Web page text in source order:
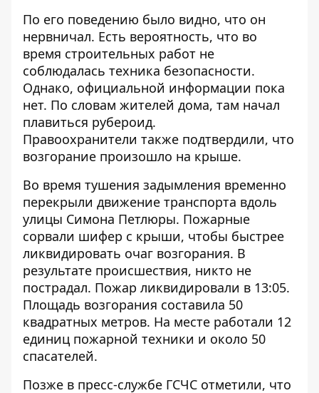
По его поведению было видно, что он
нервничал. Есть вероятность, что во
время строительных работ не
соблюдалась техника безопасности.
Однако, официальной информации пока
нет. По словам жителей дома, там начал
плавиться рубероид.
Правоохранители также подтвердили, что
возгорание произошло на крыше.
Во время тушения задымления временно
перекрыли движение транспорта вдоль
улицы Симона Петлюры. Пожарные
сорвали шифер с крыши, чтобы быстрее
ликвидировать очаг возгорания. В
результате происшествия, никто не
пострадал. Пожар ликвидировали в 13:05.
Площадь возгорания составила 50
квадратных метров. На месте работали 12
единиц пожарной техники и около 50
спасателей.
Позже в пресс-службе ГСЧС отметили, что